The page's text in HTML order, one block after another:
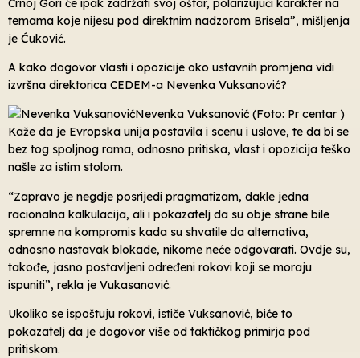
Crnoj Gori će ipak zadržati svoj oštar, polarizujući karakter na
temama koje nijesu pod direktnim nadzorom Brisela”, mišljenja
je Ćuković.
A kako dogovor vlasti i opozicije oko ustavnih promjena vidi
izvršna direktorica CEDEM-a Nevenka Vuksanović?
Nevenka Vuksanović (Foto: Pr centar )
Kaže da je Evropska unija postavila i scenu i uslove, te da bi se
bez tog spoljnog rama, odnosno pritiska, vlast i opozicija teško
našle za istim stolom.
“Zapravo je negdje posrijedi pragmatizam, dakle jedna
racionalna kalkulacija, ali i pokazatelj da su obje strane bile
spremne na kompromis kada su shvatile da alternativa,
odnosno nastavak blokade, nikome neće odgovarati. Ovdje su,
takođe, jasno postavljeni određeni rokovi koji se moraju
ispuniti”, rekla je Vukasanović.
Ukoliko se ispoštuju rokovi, ističe Vuksanović, biće to
pokazatelj da je dogovor više od taktičkog primirja pod
pritiskom.